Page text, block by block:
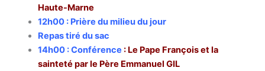
Haute-Marne
12h00 : Prière du milieu du jour
Repas tiré du sac
14h00 : Conférence : Le Pape François et la
sainteté par le Père Emmanuel GIL